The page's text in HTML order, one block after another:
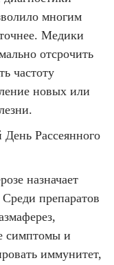
многим
Медики
отсрочить
частоту
новых или
Рассеянного
назначает
препаратов
симптомы и
иммунитет,